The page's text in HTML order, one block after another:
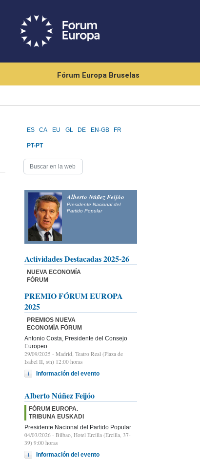
Fórum Europa Bruselas
ES CA EU GL DE EN-GB FR
PT-PT
Alberto Núñez Feijóo
Presidente Nacional del
Partido Popular
Actividades Destacadas 2025-26
NUEVA ECONOMÍA
FÓRUM
PREMIO FÓRUM EUROPA
2025
PREMIOS NUEVA
ECONOMÍA FÓRUM
Antonio Costa, Presidente del Consejo
Europeo
29/09/2025 - Madrid, Teatro Real (Plaza de
Isabel II, s/n) 12:00 horas
Información del evento
Alberto Núñez Feijóo
FÓRUM EUROPA.
TRIBUNA EUSKADI
Presidente Nacional del Partido Popular
04/03/2026 - Bilbao, Hotel Ercilla (Ercilla, 37-
39) 9:00 horas
Información del evento